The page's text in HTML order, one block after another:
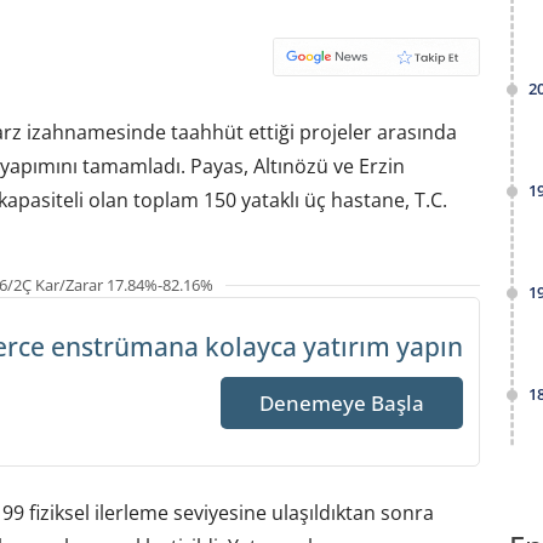
izahnamesinde taahhüt ettiği projeler arasında
tamamladı. Payas, Altınözü ve Erzin
olan toplam 150 yataklı üç hastane, T.C.
Kar/Zarar 17.84%-82.16%
enstrümana kolayca yatırım yapın
Denemeye Başla
fiziksel ilerleme seviyesine ulaşıldıktan sonra